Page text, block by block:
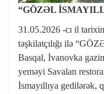
“GÖZƏL
31.05.2026 -cı il
təşkilatçılığı ilə
Basqal, İvanovka
yeməyi Savalan
İsmayıllıya gedilərək,